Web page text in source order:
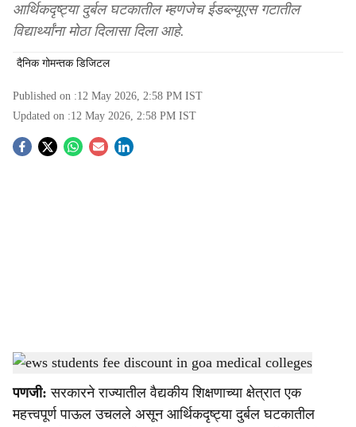
आर्थिकदृष्ट्या दुर्बल घटकातील म्हणजेच ईडब्‍ल्यूएस गटातील
विद्यार्थ्यांना मोठा दिलासा दिला आहे.
दैनिक गोमन्तक डिजिटल
Published on :12 May 2026, 2:58 PM IST
Updated on :12 May 2026, 2:58 PM IST
S
a
ews students fee discount in goa medical colleges-Dainiak Gomantak
पणजी: सरकारने राज्यातील वैद्यकीय शिक्षणाच्या क्षेत्रात एक
महत्त्वपूर्ण पाऊल उचलले असून आर्थिकदृष्ट्या दुर्बल घटकातील